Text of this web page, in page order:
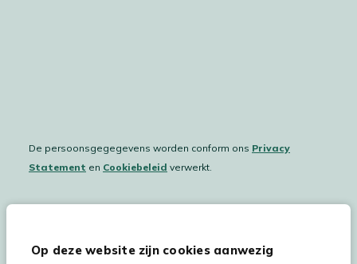
Op deze website zijn cookies aanwezig
De persoonsgegegevens worden conform ons Privacy
Statement en Cookiebeleid verwerkt.
Hulp & service